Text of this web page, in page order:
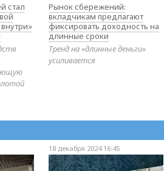
стал
Рынок сбережений:
вкладчикам предлагают
фиксировать доходность на
длинные сроки
Тренд на «длинные деньги»
усиливается
18 декабря 2024 16:45